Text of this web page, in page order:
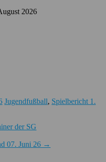
2026
Jugendfußball, Spielbericht 1.
der SG
07. Juni 26 →